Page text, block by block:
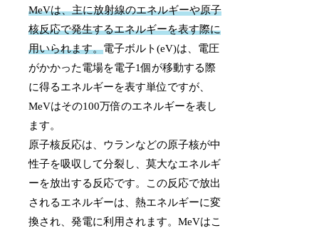
MeVは、主に放射線のエネルギーや原子
核反応で発生するエネルギーを表す際に
用いられます。電子ボルト(eV)は、電圧
がかかった電場を電子1個が移動する際
に得るエネルギーを表す単位ですが、
MeVはその100万倍のエネルギーを表し
ます。
原子核反応は、ウランなどの原子核が中
性子を吸収して分裂し、莫大なエネルギ
ーを放出する反応です。この反応で放出
されるエネルギーは、熱エネルギーに変
換され、発電に利用されます。MeVはこ